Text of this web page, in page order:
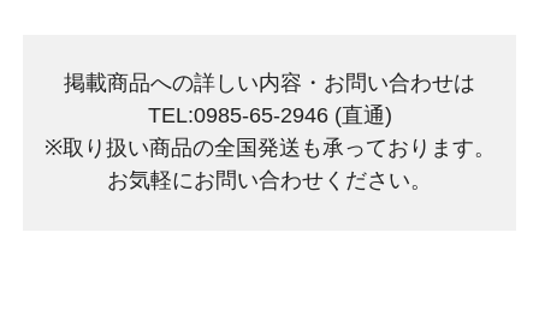
掲載商品への詳しい内容・お問い合わせは
TEL:0985-65-2946 (直通)
※取り扱い商品の全国発送も承っております。
お気軽にお問い合わせください。